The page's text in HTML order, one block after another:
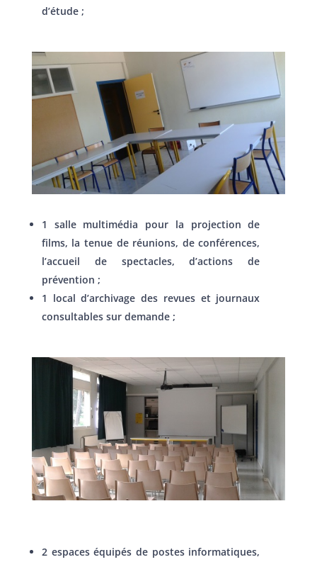
d’étude ;
1 salle multimédia pour la projection de
films, la tenue de réunions, de conférences,
l’accueil de spectacles, d’actions de
prévention ;
1 local d’archivage des revues et journaux
consultables sur demande ;
2 espaces équipés de postes informatiques,